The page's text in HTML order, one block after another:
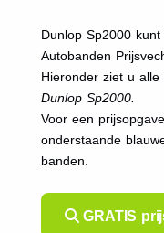
Dunlop Sp2000
Autobanden
Hieronder ziet u
Dunlop Sp2000.
Voor een
onderstaande
banden.
GRATIS